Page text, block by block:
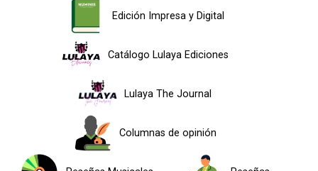
Edición Impresa y Digital
Catálogo Lulaya Ediciones
Lulaya The Journal
Columnas de opinión